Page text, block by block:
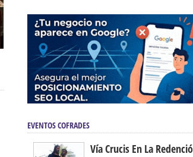
EVENTOS COFRADES
Vía Crucis En La